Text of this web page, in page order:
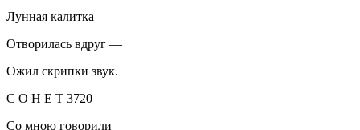
Лунная калитка
Отворилась вдруг —
Ожил скрипки звук.
С О Н Е Т 3720
Со мною говорили